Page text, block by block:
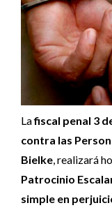
Lafiscal penal 3
contra las
Bielke, realizará
Patrocinio
simple en